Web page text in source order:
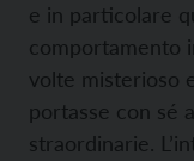
e in particolare
comportamento
volte misterioso
portasse con sé
straordinarie.